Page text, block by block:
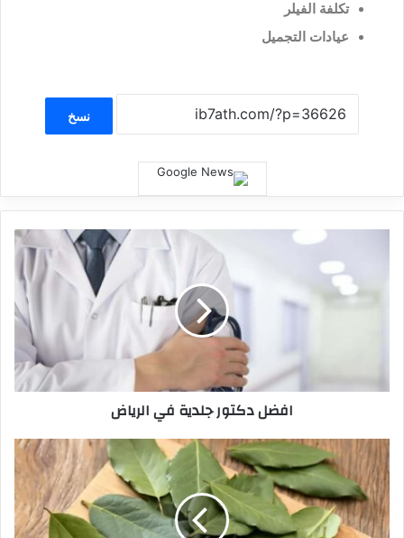
تكلفة الفيلر
عيادات التجميل
نسخ
افضل دكتور جلدية في الرياض